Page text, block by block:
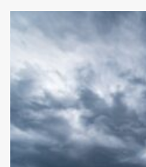
o
Dlaczego
astronauci
mogą
jeść
chleba
w
przestrzeni
Prosta